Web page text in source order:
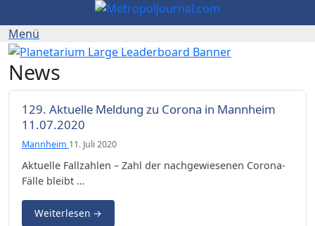
News
129. Aktuelle Meldung zu Corona in Mannheim
11.07.2020
Mannheim 11. Juli 2020
Aktuelle Fallzahlen – Zahl der nachgewiesenen Corona-
Fälle bleibt …
Weiterlesen →